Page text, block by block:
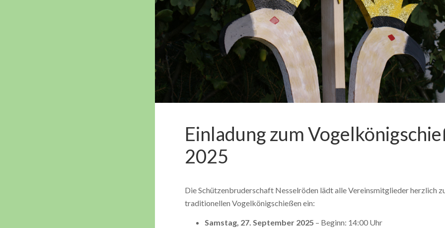
Einladung zum
2025
Die Schützenbruderschaft Nesselröden lädt alle Vereinsmitglieder herzlich
traditionellen Vogelkönigschießen ein:
Samstag, 27. September 2025 – Beginn: 14:00 Uhr